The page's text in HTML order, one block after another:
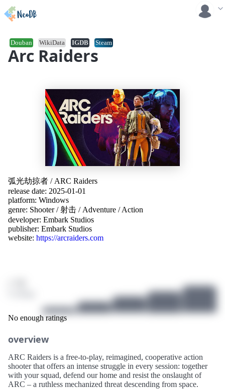
Arc Raiders
Douban WikiData IGDB Steam
弧光劫掠者 / ARC Raiders
release date: 2025-01-01
platform: Windows
genre: Shooter/射击 / Adventure /Action
developer: Embark Studios
publisher: Embark Studios
website: https://arcraiders.com
No enough ratings
overview
ARC Raiders is a free-to-play, reimagined, cooperative action
shooter that offers an intense struggle in every session: together
with your squad, defend our home and resist the onslaught of
ARC – a ruthless mechanized threat descending from space.